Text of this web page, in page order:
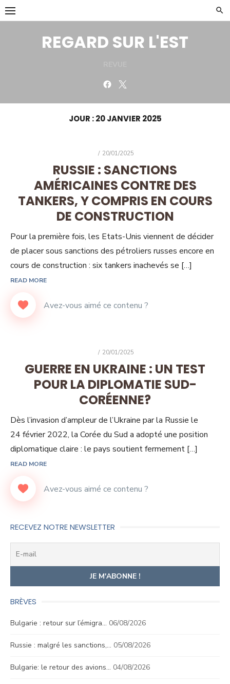
Skip
to
REGARD SUR L'EST
Facebook
JOUR :20 JANVIER 2025
POSTED
20/01/2025
RUSSIE : SANCTIONS
AMÉRICAINES CONTRE DES
TANKERS, Y COMPRIS EN COURS
DE CONSTRUCTION
Pour la première fois, les Etats-Unis viennent de décider
de placer sous sanctions des pétroliers russes encore en
cours de construction : six tankers inachevés se […]
READ MORE
POSTED
20/01/2025
GUERRE EN UKRAINE : UN TEST
POUR LA DIPLOMATIE SUD-
CORÉENNE?
Dès l’invasion d’ampleur de l’Ukraine par la Russie le
24 février 2022, la Corée du Sud a adopté une position
diplomatique claire : le pays soutient fermement […]
READ MORE
RECEVEZ NOTRE NEWSLETTER
BRÈVES
Bulgarie : retour sur l’émigra… 06/08/2026
Russie : malgré les sanctions,… 05/08/2026
Bulgarie: le retour des avions… 04/08/2026